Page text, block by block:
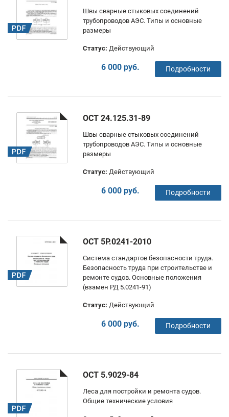
Швы сварные стыковых соединений
трубопроводов АЭС. Типы и основные
размеры
Статус: Действующий
6 000 руб. Подробности
ОСТ 24.125.31-89
Швы сварные стыковых соединений
трубопроводов АЭС. Типы и основные
размеры
Статус: Действующий
6 000 руб. Подробности
ОСТ 5Р.0241-2010
Система стандартов безопасности труда.
Безопасность труда при строительстве и
ремонте судов. Основные положения
(взамен РД 5.0241-91)
Статус: Действующий
6 000 руб. Подробности
ОСТ 5.9029-84
Леса для постройки и ремонта судов.
Общие технические условия